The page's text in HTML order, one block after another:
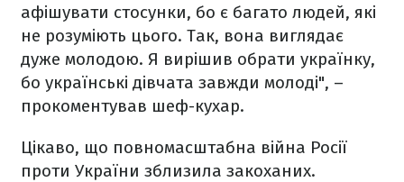
афішувати стосунки, бо є багато людей, які
не розуміють цього. Так, вона виглядає
дуже молодою. Я вирішив обрати українку,
бо українські дівчата завжди молоді", –
прокоментував шеф-кухар.
Цікаво, що повномасштабна війна Росії
проти України зблизила закоханих.